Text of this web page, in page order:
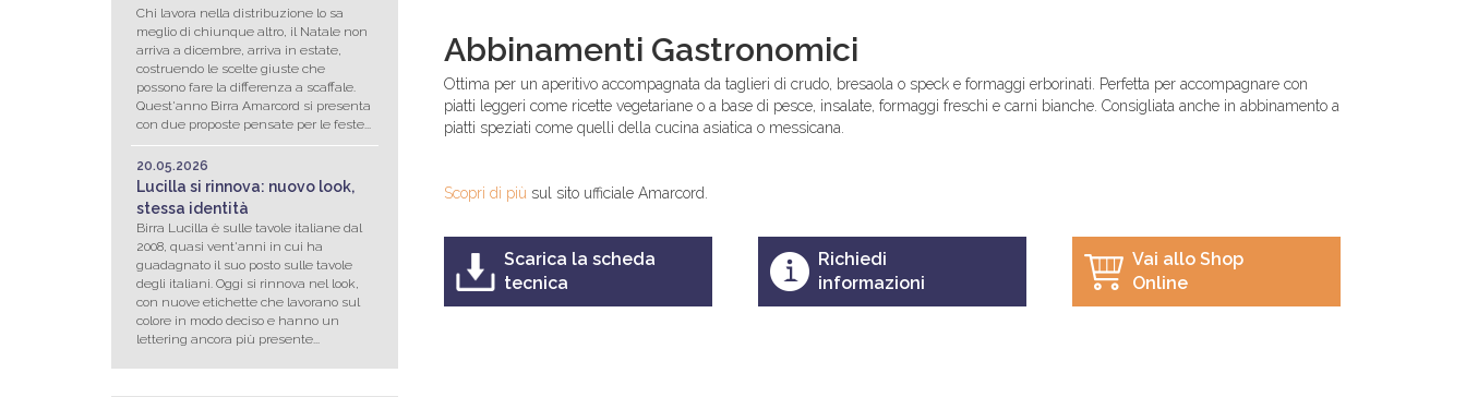
Abbinamenti Gastronomici
Ottima per un aperitivo accompagnata da taglieri di crudo, bresaola o speck e formaggi erborinati. Perfetta per accompagnare con
piatti leggeri come ricette vegetariane o a base di pesce, insalate, formaggi freschi e carni bianche. Consigliata anche in abbinamento a
piatti speziati come quelli della cucina asiatica o messicana.
Scopri di più sul sito ufficiale Amarcord.
Scarica la scheda
tecnica
Richiedi
informazioni
Vai allo Shop
Online
Chi lavora nella distribuzione lo sa
meglio di chiunque altro, il Natale non
arriva a dicembre, arriva in estate,
costruendo le scelte giuste che
possono fare la differenza a scaffale.
Quest'anno Birra Amarcord si presenta
con due proposte pensate per le feste...
20.05.2026
Lucilla si rinnova: nuovo look,
stessa identità
Birra Lucilla è sulle tavole italiane dal
2008, quasi vent'anni in cui ha
guadagnato il suo posto sulle tavole
degli italiani. Oggi si rinnova nel look,
con nuove etichette che lavorano sul
colore in modo deciso e hanno un
lettering ancora più presente...